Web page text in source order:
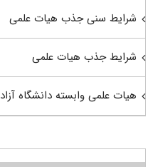
شرایط سنی جذب هیات علمی
شرایط جذب هیات علمی
هیات علمی وابسته دانشگاه آزاد